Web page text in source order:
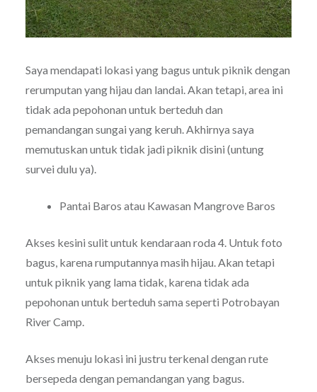
Saya mendapati lokasi yang bagus untuk piknik dengan
rerumputan yang hijau dan landai. Akan tetapi, area ini
tidak ada pepohonan untuk berteduh dan
pemandangan sungai yang keruh. Akhirnya saya
memutuskan untuk tidak jadi piknik disini (untung
survei dulu ya).
Pantai Baros atau Kawasan Mangrove Baros
Akses kesini sulit untuk kendaraan roda 4. Untuk foto
bagus, karena rumputannya masih hijau. Akan tetapi
untuk piknik yang lama tidak, karena tidak ada
pepohonan untuk berteduh sama seperti Potrobayan
River Camp.
Akses menuju lokasi ini justru terkenal dengan rute
bersepeda dengan pemandangan yang bagus.